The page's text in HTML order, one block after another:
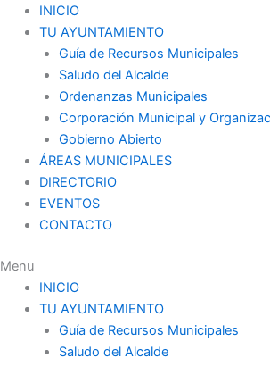
INICIO
TU AYUNTAMIENTO
Guía de Recursos Municipales
Saludo del Alcalde
Ordenanzas Municipales
Corporación Municipal y
Gobierno Abierto
ÁREAS MUNICIPALES
DIRECTORIO
EVENTOS
CONTACTO
Menu
INICIO
TU AYUNTAMIENTO
Guía de Recursos Municipales
Saludo del Alcalde